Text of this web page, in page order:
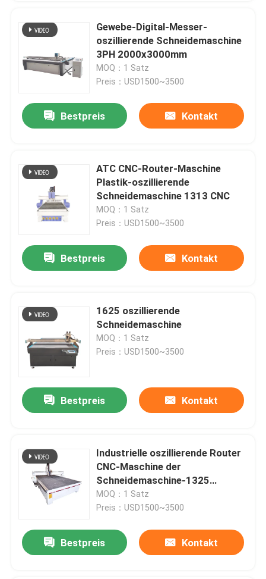
Gewebe-Digital-Messer-
oszillierende Schneidemaschine
3PH 2000x3000mm
MOQ：1 Satz
Preis：USD1500~3500
Bestpreis Kontakt
ATC CNC-Router-Maschine
Plastik-oszillierende
Schneidemaschine 1313 CNC
MOQ：1 Satz
Preis：USD1500~3500
Bestpreis Kontakt
1625 oszillierende
Schneidemaschine
MOQ：1 Satz
Preis：USD1500~3500
Bestpreis Kontakt
Industrielle oszillierende Router
CNC-Maschine der
Schneidemaschine-1325
hölzerne
MOQ：1 Satz
Preis：USD1500~3500
Bestpreis Kontakt